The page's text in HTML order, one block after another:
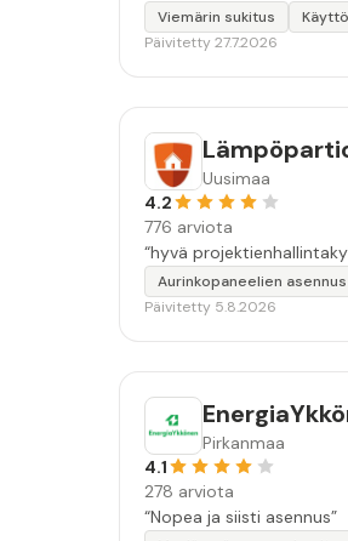
Viemärin sukitus
Päivitetty 27.7.2026
Uusimaa
4.2
776 arviota
“hyvä
Aurinkopaneelien asennus
Päivitetty 5.8.2026
Pirkanmaa
4.1
278 arviota
“Nopea ja siisti asennus”